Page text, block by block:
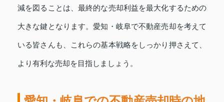
減を図ることは、最終的な売却利益を最大化するための
大きな鍵となります。愛知・岐阜で不動産売却を考えて
いる皆さんも、これらの基本戦略をしっかり押さえて、
より有利な売却を目指しましょう。